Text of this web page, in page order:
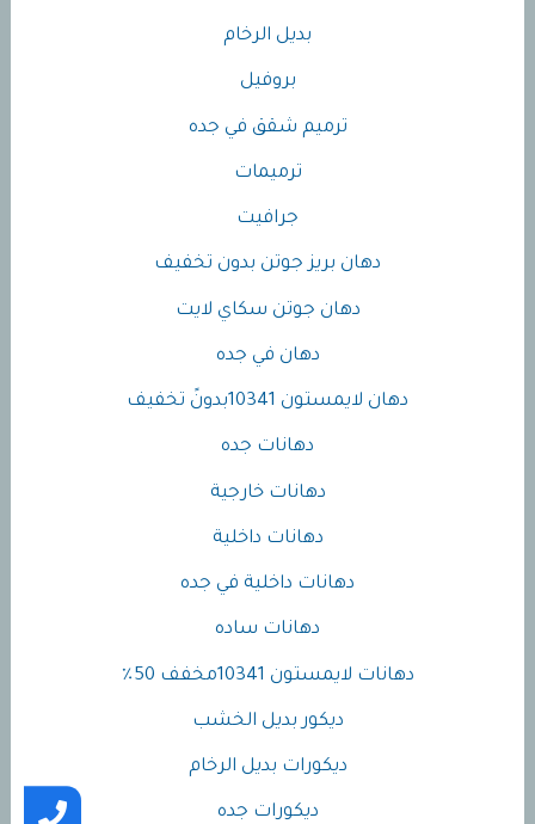
بديل الرخام
بروفيل
ترميم شقق في جده
ترميمات
جرافيت
دهان بريز جوتن بدون تخفيف
دهان جوتن سكاي لايت
دهان في جده
دهان لايمستون 10341بدونً تخفيف
دهانات جده
دهانات خارجية
دهانات داخلية
دهانات داخلية في جده
دهانات ساده
دهانات لايمستون 10341مخفف 50٪
ديكور بديل الخشب
ديكورات بديل الرخام
ديكورات جده